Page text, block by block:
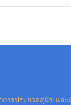
การประกวดสุนัข และ